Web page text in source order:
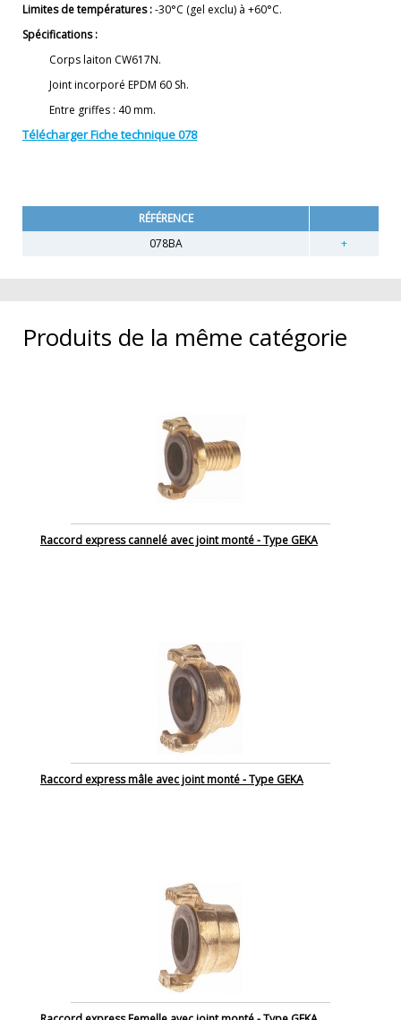
Limites de températures :-30°C (gel exclu) à +60°C.
Spécifications :
Corps laiton CW617N.
Joint incorporé EPDM 60 Sh.
Entre griffes : 40 mm.
Télécharger Fiche technique 078
RÉFÉRENCE
078BA
Produits de la même catégorie
Raccord express cannelé avec joint monté - Type GEKA
Raccord express mâle avec joint monté - Type GEKA